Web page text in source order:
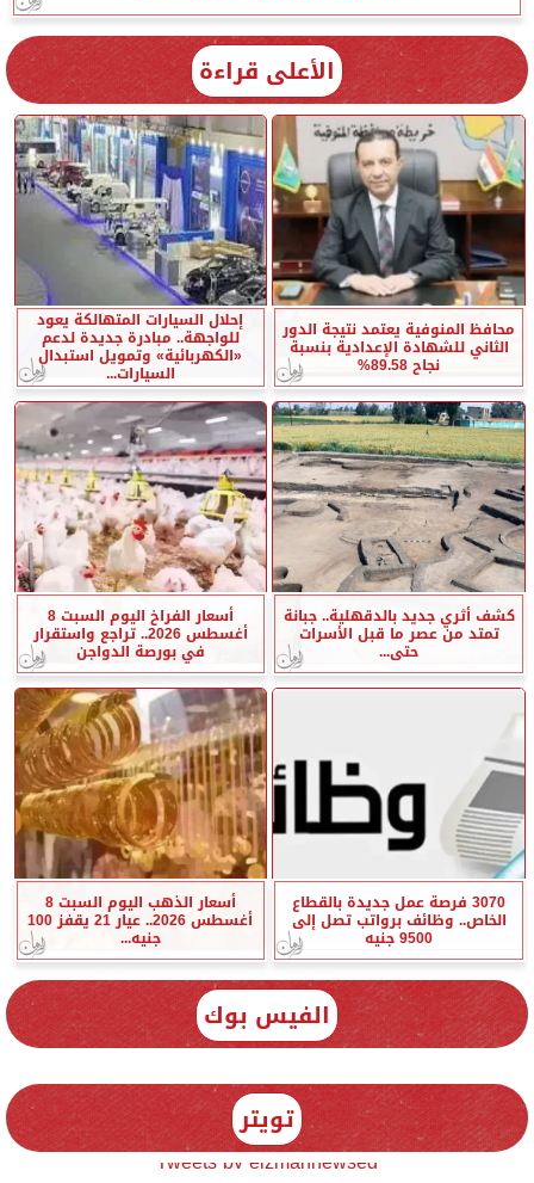
الأعلى قراءة
محافظ المنوفية يعتمد نتيجة الدور
الثاني للشهادة الإعدادية بنسبة
نجاح 89.58%
إحلال السيارات المتهالكة يعود
للواجهة.. مبادرة جديدة لدعم
«الكهربائية» وتمويل استبدال
السيارات...
كشف أثري جديد بالدقهلية.. جبانة
تمتد من عصر ما قبل الأسرات
حتى...
أسعار الفراخ اليوم السبت 8
أغسطس 2026.. تراجع واستقرار
في بورصة الدواجن
3070 فرصة عمل جديدة بالقطاع
الخاص.. وظائف برواتب تصل إلى
9500 جنيه
أسعار الذهب اليوم السبت 8
أغسطس 2026.. عيار 21 يقفز 100
جنيه...
الفيس بوك
تويتر
Tweets by elzmannewseg